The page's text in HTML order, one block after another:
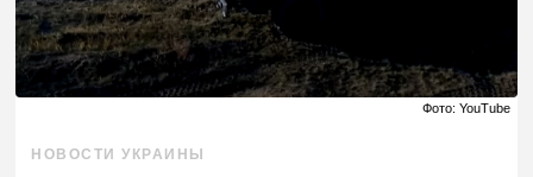
Фото: YouTube
НОВОСТИ УКРАИНЫ